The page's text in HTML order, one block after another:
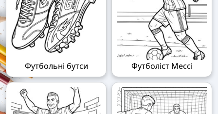
Футбольні бутси Футболіст Мессі